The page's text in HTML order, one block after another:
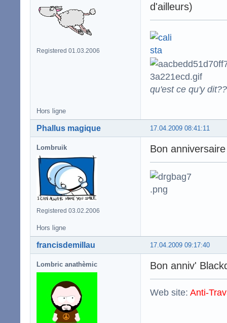
Registered 01.03.2006
d'ailleurs)
qu'est ce qu'y
Hors ligne
17.04.2009 08:41:11
Phallus magique
Lombruik
Registered 03.02.2006
Bon
Hors ligne
17.04.2009 09:17:40
francisdemillau
Lombric anathèmic Bon anniv'
Web site: Anti-